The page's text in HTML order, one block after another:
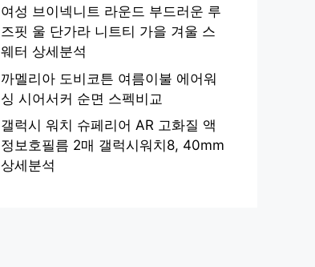
여성 브이넥니트 라운드 부드러운 루
즈핏 울 단가라 니트티 가을 겨울 스
웨터 상세분석
까멜리아 도비코튼 여름이불 에어워
싱 시어서커 순면 스펙비교
갤럭시 워치 슈페리어 AR 고화질 액
정보호필름 2매 갤럭시워치8, 40mm
상세분석